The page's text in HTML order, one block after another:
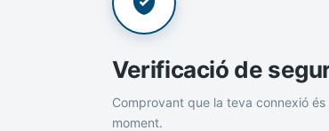
Verificació de
Comprovant que la teva connexió és
moment.